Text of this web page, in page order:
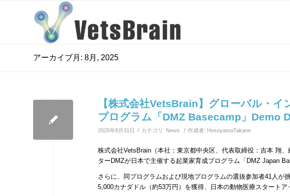
アーカイブ月: 8月, 2025
【株式会社VetsBrain】グローバル・
プログラム「DMZ Basecamp」Demo
2025年8月31日 / カテゴリ: News / 作成者: HosoyamaTakane
株式会社VetsBrain（本社：東京都中央区、代表取締役：吉本 翔
ターDMZが日本で主催する起業家育成プログラム「DMZ Japan
さらに、同プログラムおよび現地プログラムの選抜参加者41人が
5,000カナダドル（約53万円）を獲得、日本の動物医療スタート